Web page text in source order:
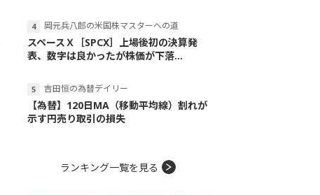
岡元兵八郎の米国株マスターへの道
スペースＸ［SPCX］上場後初の決算発
表、数字は良かったが株価が下落...
吉田恒の為替デイリー
【為替】120日MA（移動平均線）割れが
示す円売り取引の損失
ランキング一覧を見る